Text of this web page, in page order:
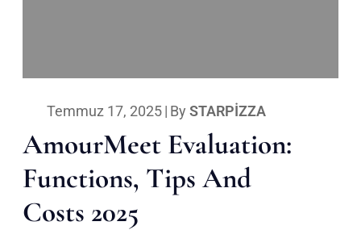
Temmuz 17, 2025| By STARPIZZA
AmourMeet Evaluation:
Functions, Tips And
Costs 2025